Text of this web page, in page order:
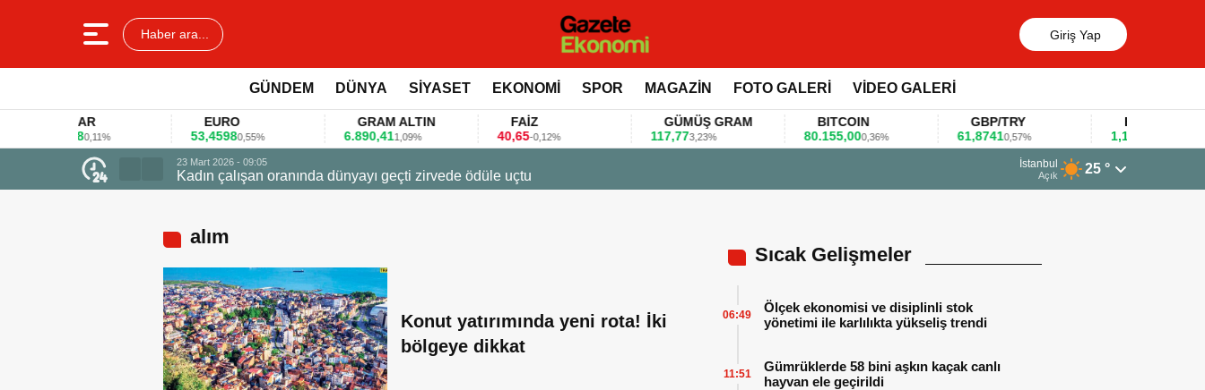
Haber ara... Giriş Yap
GÜNDEM DÜNYA SİYASET EKONOMİ SPOR MAGAZİN FOTO GALERİ VİDEO GALERİ
0,11%
EURO
53,45980,55%
GRAM ALTIN
6.890,411,09%
FAİZ
40,65-0,12%
GÜMÜŞ GRAM
117,773,23%
BITCOIN
80.155,000,36%
GBP/TRY
61,87410,57%
EUR/USD
1,17810,47%
dünyayı geçti zirvede ödüle uçtu
İstanbul
Açık 25 °
alım
Konut yatırımında yeni rota! İki
bölgeye dikkat
Sıcak Gelişmeler
Ölçek ekonomisi ve disiplinli stok
yönetimi ile karlılıkta yükseliş trendi
06:49
Gümrüklerde 58 bini aşkın kaçak canlı
hayvan ele geçirildi
11:51